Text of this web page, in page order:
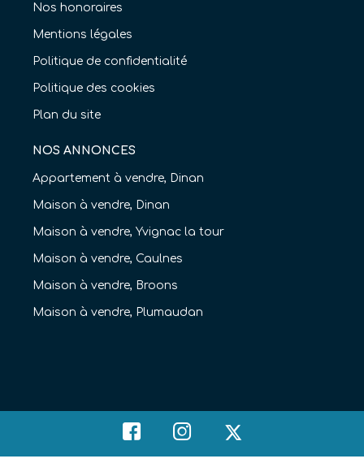
Nos honoraires
Mentions légales
Politique de confidentialité
Politique des cookies
Plan du site
NOS ANNONCES
Appartement à vendre, Dinan
Maison à vendre, Dinan
Maison à vendre, Yvignac la tour
Maison à vendre, Caulnes
Maison à vendre, Broons
Maison à vendre, Plumaudan